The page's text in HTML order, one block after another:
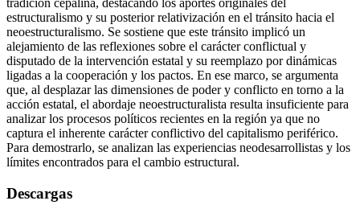
tradición cepalina, destacando los aportes originales del
estructuralismo y su posterior relativización en el tránsito hacia el
neoestructuralismo. Se sostiene que este tránsito implicó un
alejamiento de las reflexiones sobre el carácter conflictual y
disputado de la intervención estatal y su reemplazo por dinámicas
ligadas a la cooperación y los pactos. En ese marco, se argumenta
que, al desplazar las dimensiones de poder y conflicto en torno a la
acción estatal, el abordaje neoestructuralista resulta insuficiente para
analizar los procesos políticos recientes en la región ya que no
captura el inherente carácter conflictivo del capitalismo periférico.
Para demostrarlo, se analizan las experiencias neodesarrollistas y los
límites encontrados para el cambio estructural.
Descargas